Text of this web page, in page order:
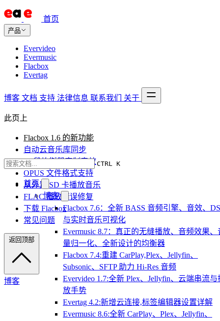
首页
产品
Evervideo
Evermusic
Flacbox
Evertag
博客 文档 支持 法律信息 联系我们 关于
CTRL K
首页
博客
Flacbox 7.6：全新 BASS 音频引擎、音效、
与实时音乐可视化
Evermusic 8.7：真正的无缝播放、音频效果、
量归一化、全新设计的均衡器
Flacbox 7.4:重建 CarPlay,Plex、Jellyfin、
Subsonic、SFTP 助力 Hi-Res 音频
Evervideo 1.7:全新 Plex、Jellyfin、云端串流与
放手势
Evertag 4.2:新增云连接,标签编辑器设置详解
Evermusic 8.6:全新 CarPlay、Plex、Jellyfin、
此页上
Flacbox 1.6 的新功能
自动云音乐库同步
10 段均衡器定制音效
OPUS 文件格式支持
从外置 SD 卡播放音乐
FLAC 播放错误修复
下载 Flacbox
常见问题
返回顶部
博客